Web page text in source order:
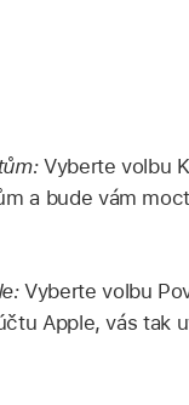
Vyberte volbu
a bude vám
Vyberte volbu
Apple, vás tak